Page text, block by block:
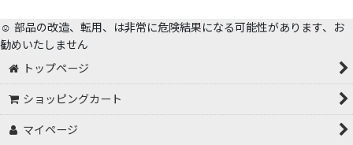
☺️ 部品の改造、転用、は非常に危険結果になる可能性があります、お
勧めいたしません
トップページ
ショッピングカート
マイページ